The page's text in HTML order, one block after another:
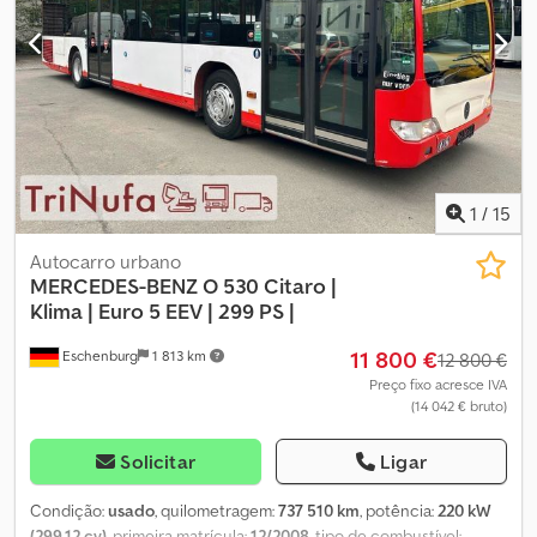
janelas basculantes - Rampa para cadeira de rodas - Indicador
LED de destino Mobitec à frente, à direita, à esquerda e atrás -
Aquecedor auxiliar Webasto - Espelhos retrovisores exteriores
elétricos e aquecidos - 41+1 lugares sentados - 107 lugares de pé
- Pneus dianteiros aprox. 90% - Pneus do meio aprox. 80% -
Pneus traseiros aprox. 80% Dsdpfxsy Uu D Hj Aiujkr Alterações e
erros reservados.
1 / 15
Eschenburg 1 813 km
Autocarro urbano
MERCEDES-BENZO 530 Citaro |
Klima | Euro 5 EEV | 299 PS |
11 800 €12 800 €
Preço fixo acresce IVA
(14 042 € bruto)
Solicitar Ligar
Condição:usado, quilometragem:737 510 km, potência:220 kW